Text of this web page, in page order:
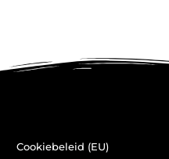
Cookiebeleid (EU)